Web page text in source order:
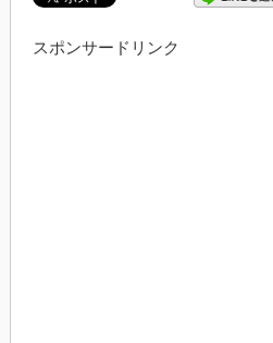
スポンサードリンク